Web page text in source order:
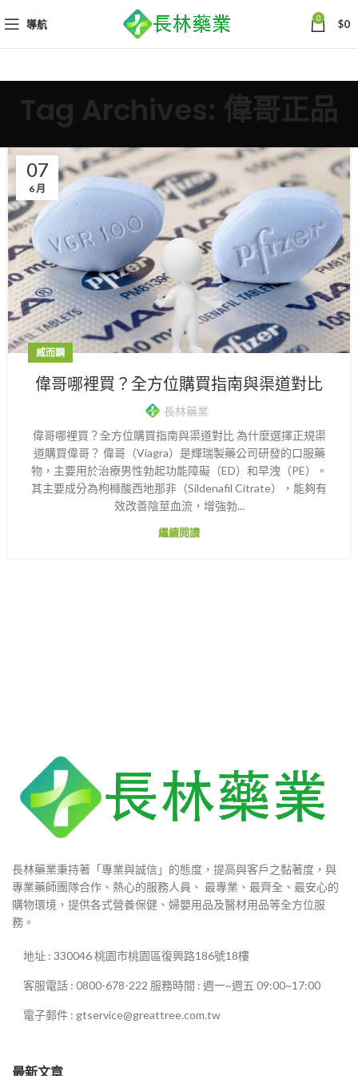
導航 0 $0
Tag Archives: 偉哥正品
07
6 月
威而鋼
偉哥哪裡買？全方位購買指南與渠道對比
長林藥業
偉哥哪裡買？全方位購買指南與渠道對比 為什麼選擇正規渠
道購買偉哥？ 偉哥（Viagra）是輝瑞製藥公司研發的口服藥
物，主要用於治療男性勃起功能障礙（ED）和早洩（PE）。
其主要成分為枸櫞酸西地那非（Sildenafil Citrate），能夠有
效改善陰莖血流，增強勃...
繼續閱讀
長林藥業秉持著「專業與誠信」的態度，提高與客戶之黏著度，與
專業藥師團隊合作、熱心的服務人員、 最專業、最齊全、最安心的
購物環境，提供各式營養保健、婦嬰用品及醫材用品等全方位服
務。
地址 : 330046 桃園市桃園區復興路186號18樓
客服電話 : 0800-678-222 服務時間 : 週一~週五 09:00~17:00
電子郵件 : gtservice@greattree.com.tw
最新文章